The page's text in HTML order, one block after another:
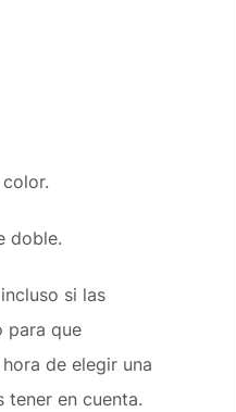
doble.
si las
para que
de elegir una
tener en cuenta.